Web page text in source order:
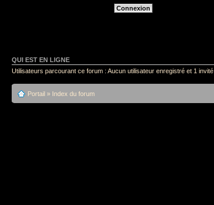
QUI EST EN LIGNE
Utilisateurs parcourant ce forum : Aucun utilisateur enregistré et 1 invité
Portail » Index du forum